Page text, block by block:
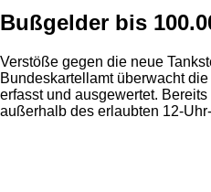
Bußgelder bis
Verstöße gegen die neue
Bundeskartellamt überwacht
erfasst und ausgewertet.
außerhalb des erlaubten 12-